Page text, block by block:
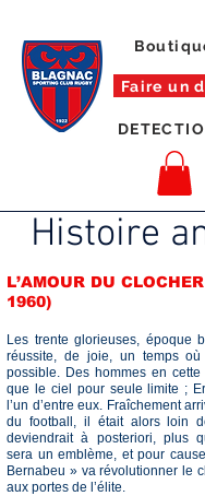
Faire un
Histoire
L’AMOUR DU
1960)
Les trente glorieuses, époque
réussite, de joie, un temps
possible. Des hommes en cette
que le ciel pour seule limite ;
l’un d’entre eux. Fraîchement
du football, il était alors loin
deviendrait à posteriori, plus
sera un emblème, et pour
Bernabeu » va révolutionner le
aux portes de l’élite.